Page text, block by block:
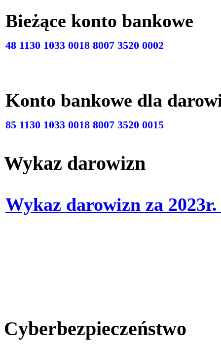
Bieżące konto
48 1130 1033 0018 8007 3520 0002
Konto bankowe dla
85 1130 1033 0018 8007 3520 0015
Wykaz darowizn
Wykaz darowizn za
Cyberbezpieczeństwo